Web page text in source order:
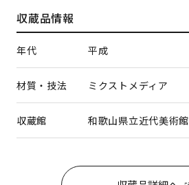
収蔵品情報
年代 平成
材質・技法 ミクストメディア
収蔵館 和歌山県立近代美術館